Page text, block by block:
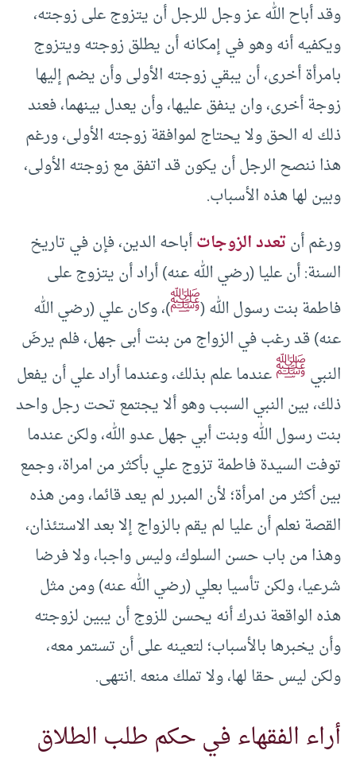
وقد أباح الله عز وجل للرجل أن يتزوج على زوجته،
ويكفيه أنه وهو في إمكانه أن يطلق زوجته ويتزوج
بامرأة أخرى، أن يبقي زوجته الأولى وأن يضم إليها
زوجة أخرى، وان ينفق عليها، وأن يعدل بينهما، فعند
ذلك له الحق ولا يحتاج لموافقة زوجته الأولى، ورغم
هذا ننصح الرجل أن يكون قد اتفق مع زوجته الأولى،
وبين لها هذه الأسباب.
ورغم أنتعدد الزوجاتأباحه الدين، فإن في تاريخ
السنة: أن عليا (رضي الله عنه) أراد أن يتزوج على
فاطمة بنت رسول الله (ﷺ)، وكان علي (رضي الله
عنه) قد رغب في الزواج من بنت أبى جهل، فلم يرضَ
النبيﷺعندما علم بذلك، وعندما أراد علي أن يفعل
ذلك، بين النبي السبب وهو ألا يجتمع تحت رجل واحد
بنت رسول الله وبنت أبي جهل عدو الله، ولكن عندما
توفت السيدة فاطمة تزوج علي بأكثر من امراة، وجمع
بين أكثر من امرأة؛ لأن المبرر لم يعد قائما، ومن هذه
القصة نعلم أن عليا لم يقم بالزواج إلا بعد الاستئذان،
وهذا من باب حسن السلوك، وليس واجبا، ولا فرضا
شرعيا، ولكن تأسيا بعلي (رضي الله عنه) ومن مثل
هذه الواقعة ندرك أنه يحسن للزوج أن يبين لزوجته
وأن يخبرها بالأسباب؛ لتعينه على أن تستمر معه،
ولكن ليس حقا لها، ولا تملك منعه .انتهى.
أراء الفقهاء في حكم طلب الطلاق